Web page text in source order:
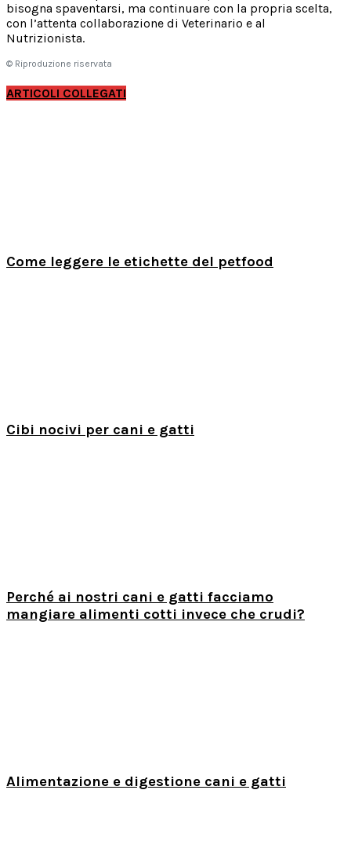
bisogna spaventarsi, ma continuare con la propria scelta,
con l’attenta collaborazione di Veterinario e al
Nutrizionista.
© Riproduzione riservata
ARTICOLI COLLEGATI
Come leggere le etichette del petfood
Cibi nocivi per cani e gatti
Perché ai nostri cani e gatti facciamo
mangiare alimenti cotti invece che crudi?
Alimentazione e digestione cani e gatti